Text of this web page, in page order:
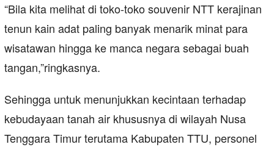
“Bila kita melihat di toko-toko souvenir NTT kerajinan
tenun kain adat paling banyak menarik minat para
wisatawan hingga ke manca negara sebagai buah
tangan,”ringkasnya.
Sehingga untuk menunjukkan kecintaan terhadap
kebudayaan tanah air khususnya di wilayah Nusa
Tenggara Timur terutama Kabupaten TTU, personel